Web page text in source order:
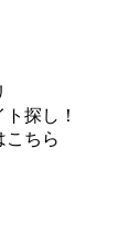
探し！
こちら